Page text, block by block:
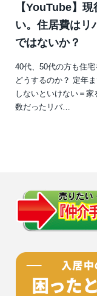
【YouTube】
い。住居費はリ
ではないか？
40代、50代の方も住
どうするのか？ 定年
しないといけない＝
数だったリバ…